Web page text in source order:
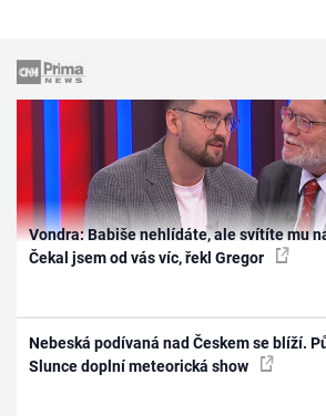
Vondra: Babiše nehlídáte, ale svítíte mu
Čekal jsem od vás víc, řekl Gregor
Nebeská podívaná nad Českem se blíží.
Slunce doplní meteorická show